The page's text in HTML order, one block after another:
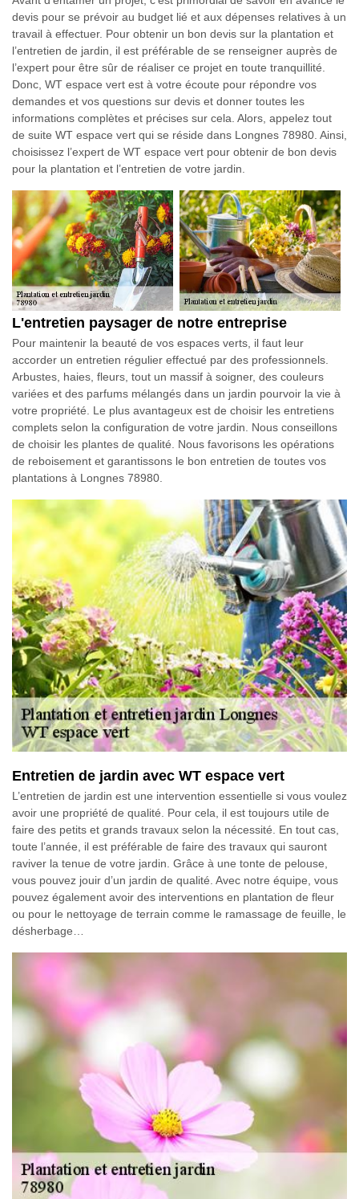
devis pour se prévoir au budget lié et aux dépenses relatives à un
travail à effectuer. Pour obtenir un bon devis sur la plantation et
l’entretien de jardin, il est préférable de se renseigner auprès de
l’expert pour être sûr de réaliser ce projet en toute tranquillité.
Donc, WT espace vert est à votre écoute pour répondre vos
demandes et vos questions sur devis et donner toutes les
informations complètes et précises sur cela. Alors, appelez tout
de suite WT espace vert qui se réside dans Longnes 78980. Ainsi,
choisissez l’expert de WT espace vert pour obtenir de bon devis
pour la plantation et l’entretien de votre jardin.
L'entretien paysager de notre entreprise
Pour maintenir la beauté de vos espaces verts, il faut leur
accorder un entretien régulier effectué par des professionnels.
Arbustes, haies, fleurs, tout un massif à soigner, des couleurs
variées et des parfums mélangés dans un jardin pourvoir la vie à
votre propriété. Le plus avantageux est de choisir les entretiens
complets selon la configuration de votre jardin. Nous conseillons
de choisir les plantes de qualité. Nous favorisons les opérations
de reboisement et garantissons le bon entretien de toutes vos
plantations à Longnes 78980.
Entretien de jardin avec WT espace vert
L’entretien de jardin est une intervention essentielle si vous voulez
avoir une propriété de qualité. Pour cela, il est toujours utile de
faire des petits et grands travaux selon la nécessité. En tout cas,
toute l’année, il est préférable de faire des travaux qui sauront
raviver la tenue de votre jardin. Grâce à une tonte de pelouse,
vous pouvez jouir d’un jardin de qualité. Avec notre équipe, vous
pouvez également avoir des interventions en plantation de fleur
ou pour le nettoyage de terrain comme le ramassage de feuille, le
désherbage…